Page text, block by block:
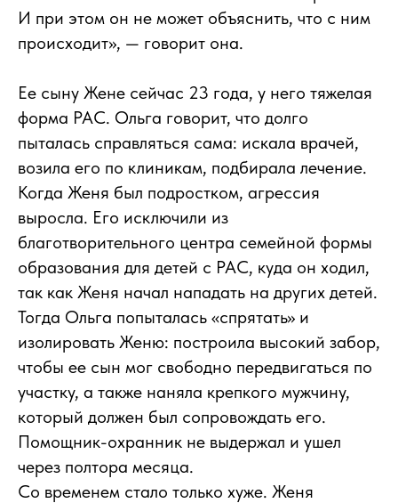
И при этом он не может объяснить, что с ним
происходит», — говорит она.
Ее сыну Жене сейчас 23 года, у него тяжелая
форма РАС. Ольга говорит, что долго
пыталась справляться сама: искала врачей,
возила его по клиникам, подбирала лечение.
Когда Женя был подростком, агрессия
выросла. Его исключили из
благотворительного центра семейной формы
образования для детей с РАС, куда он ходил,
так как Женя начал нападать на других детей.
Тогда Ольга попыталась «спрятать» и
изолировать Женю: построила высокий забор,
чтобы ее сын мог свободно передвигаться по
участку, а также наняла крепкого мужчину,
который должен был сопровождать его.
Помощник-охранник не выдержал и ушел
через полтора месяца.
Со временем стало только хуже. Женя